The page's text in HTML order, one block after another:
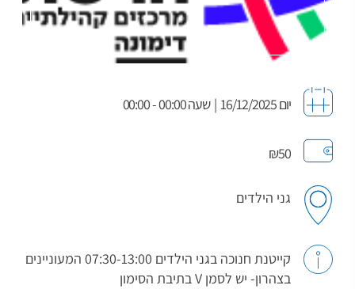
יום 16/12/2025 | שעה 00:00 - 00:00
₪50
גני הילדים
קייטנת חנוכה בגני הילדים 07:30-13:00 המעוניינים
בצהרון- יש לסמן V בתיבת הסימון